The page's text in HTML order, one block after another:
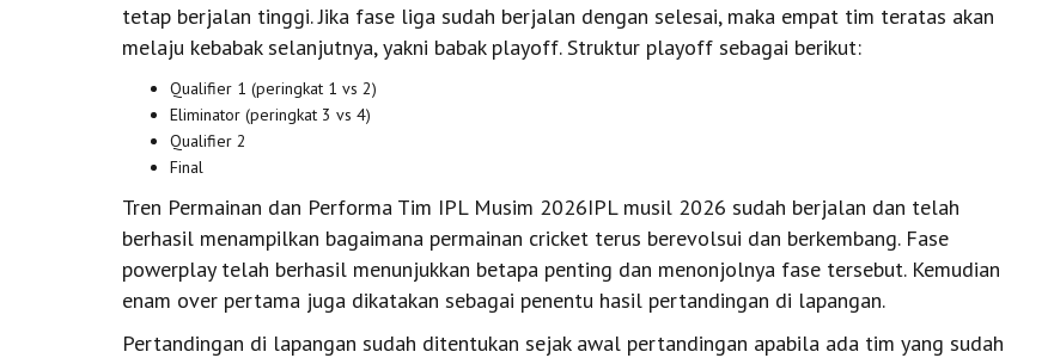
tetap berjalan tinggi. Jika fase liga sudah berjalan dengan selesai, maka empat tim teratas akan
melaju kebabak selanjutnya, yakni babak playoff. Struktur playoff sebagai berikut:
Qualifier 1 (peringkat 1 vs 2)
Eliminator (peringkat 3 vs 4)
Qualifier 2
Final
Tren Permainan dan Performa Tim IPL Musim 2026IPL musil 2026 sudah berjalan dan telah
berhasil menampilkan bagaimana permainan cricket terus berevolsui dan berkembang. Fase
powerplay telah berhasil menunjukkan betapa penting dan menonjolnya fase tersebut. Kemudian
enam over pertama juga dikatakan sebagai penentu hasil pertandingan di lapangan.
Pertandingan di lapangan sudah ditentukan sejak awal pertandingan apabila ada tim yang sudah